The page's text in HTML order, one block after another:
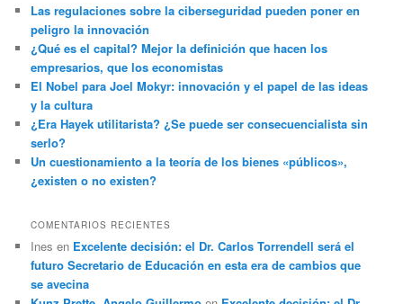
Las regulaciones sobre la ciberseguridad pueden poner en
peligro la innovación
¿Qué es el capital? Mejor la definición que hacen los
empresarios, que los economistas
El Nobel para Joel Mokyr: innovación y el papel de las ideas
y la cultura
¿Era Hayek utilitarista? ¿Se puede ser consecuencialista sin
serlo?
Un cuestionamiento a la teoría de los bienes «públicos»,
¿existen o no existen?
COMENTARIOS RECIENTES
Ines en Excelente decisión: el Dr. Carlos Torrendell será el
futuro Secretario de Educación en esta era de cambios que
se avecina